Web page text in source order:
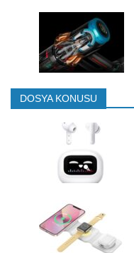
DOSYA KONUSU